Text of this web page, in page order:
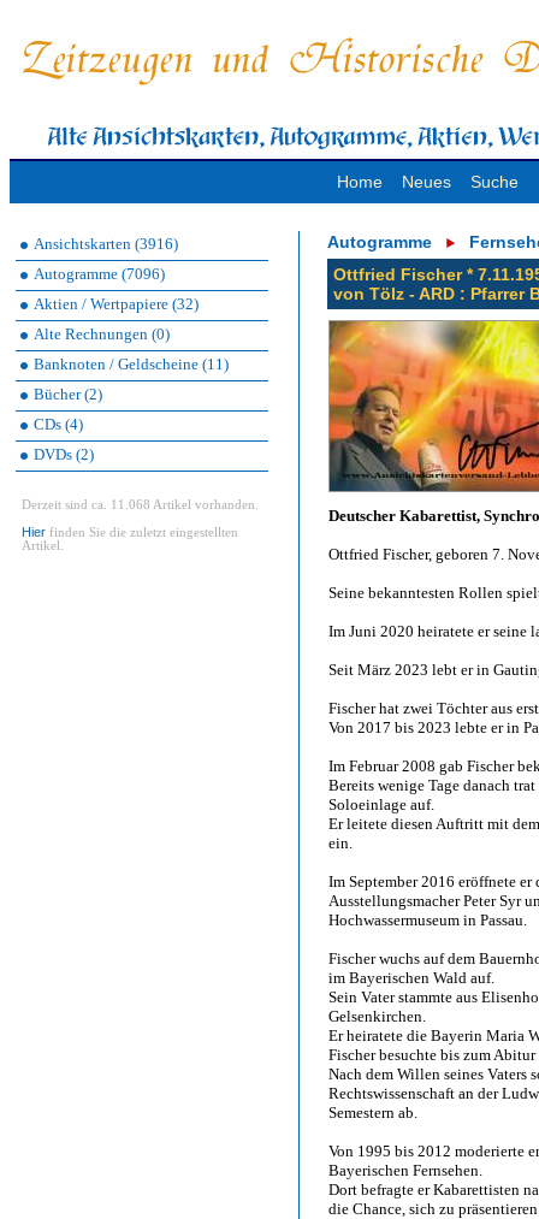
Home Neues Suche
Ansichtskarten (3916)
Autogramme (7096)
Aktien / Wertpapiere (32)
Alte Rechnungen (0)
Banknoten / Geldscheine (11)
Bücher (2)
CDs (4)
DVDs (2)
Derzeit sind ca. 11.068 Artikel vorhanden.
Hier finden Sie die zuletzt eingestellten
Artikel.
Autogramme
Ottfried Fischer *
von Tölz - ARD : Pfarrer
Deutscher Kabarettist,
Ottfried Fischer, geboren 7.
Seine bekanntesten Rollen
Im Juni 2020 heiratete er seine
Seit März 2023 lebt er in
Fischer hat zwei Töchter aus
Von 2017 bis 2023 lebte er in
Im Februar 2008 gab Fischer
Bereits wenige Tage danach
Soloeinlage auf.
Er leitete diesen Auftritt mit
ein.
Im September 2016 eröffnete
Ausstellungsmacher Peter Syr
Hochwassermuseum in Passau.
Fischer wuchs auf dem
im Bayerischen Wald auf.
Sein Vater stammte aus
Gelsenkirchen.
Er heiratete die Bayerin Maria
Fischer besuchte bis zum
Nach dem Willen seines Vaters
Rechtswissenschaft an der
Semestern ab.
Von 1995 bis 2012 moderierte
Bayerischen Fernsehen.
Dort befragte er Kabarettisten
die Chance, sich zu